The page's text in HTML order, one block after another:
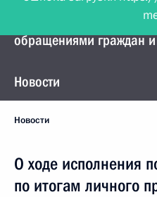
Управление Президента
обращениями граждан
Новости
Новости
О ходе исполнения
по итогам личного